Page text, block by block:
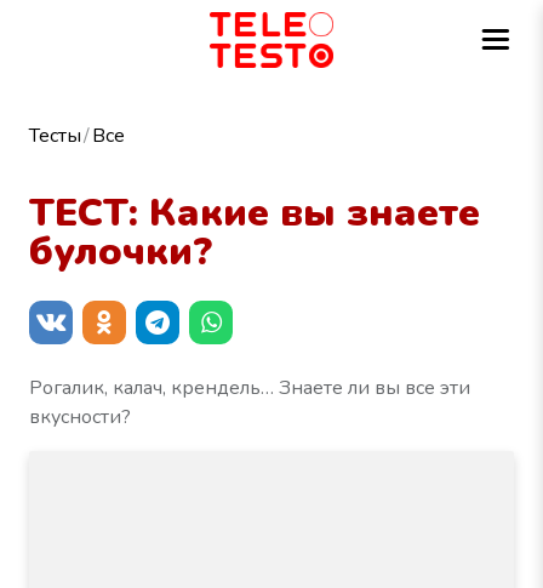
Тесты Все
ТЕСТ: Какие вы знаете
булочки?
Рогалик, калач, крендель… Знаете ли вы все эти
вкусности?